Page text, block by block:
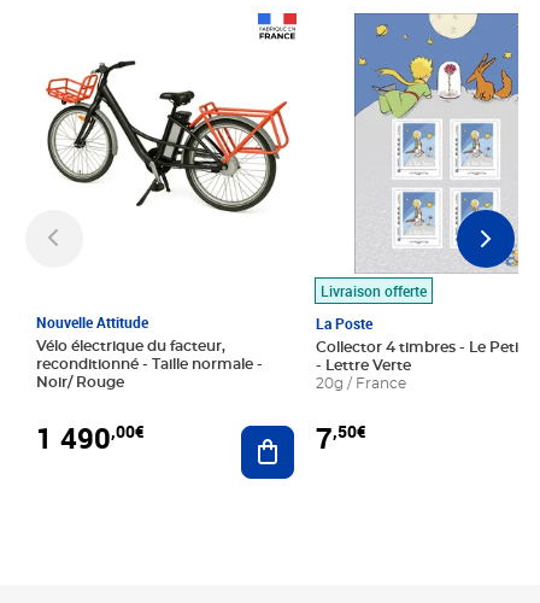
Nouvelle Attitude
Vélo électrique du facteur,
reconditionné - Taille normale -
Noir/ Rouge
1 490,00€ Ajouter au panier
Livraison offerte
La Poste
Collector 4 timbres - Le Petit
- Lettre Verte
20g / France
7,50€
Prix 7,50€